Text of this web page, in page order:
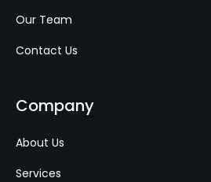
Our Team
Contact Us
Company
About Us
Services